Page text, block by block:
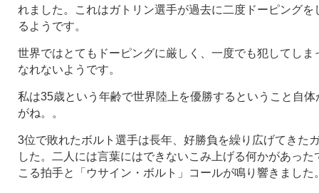
れました。これはガトリン選手が過去に二度ドーピングを
るようです。
世界ではとてもドーピングに厳しく、一度でも犯してしま
なれないようです。
私は35歳という年齢で世界陸上を優勝するということ自
がね。。
3位で敗れたボルト選手は長年、好勝負を繰り広げてきた
した。二人には言葉にはできないこみ上げる何かがあっ
こる拍手と「ウサイン・ボルト」コールが鳴り響きました